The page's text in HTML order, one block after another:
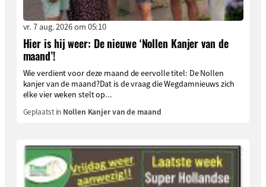
vr. 7 aug. 2026 om 05:10
Hier is hij weer: De nieuwe ‘Nollen Kanjer van de
maand’!
Wie verdient voor deze maand de eervolle titel: De Nollen
kanjer van de maand?Dat is de vraag die Wegdamnieuws zich
elke vier weken stelt op...
Geplaatst in Nollen Kanjer van de maand